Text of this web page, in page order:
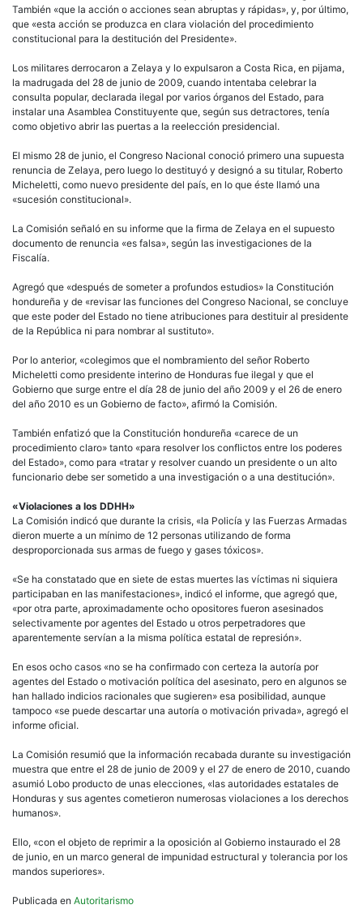
También «que la acción o acciones sean abruptas y rápidas», y, por último,
que «esta acción se produzca en clara violación del procedimiento
constitucional para la destitución del Presidente».
Los militares derrocaron a Zelaya y lo expulsaron a Costa Rica, en pijama,
la madrugada del 28 de junio de 2009, cuando intentaba celebrar la
consulta popular, declarada ilegal por varios órganos del Estado, para
instalar una Asamblea Constituyente que, según sus detractores, tenía
como objetivo abrir las puertas a la reelección presidencial.
El mismo 28 de junio, el Congreso Nacional conoció primero una supuesta
renuncia de Zelaya, pero luego lo destituyó y designó a su titular, Roberto
Micheletti, como nuevo presidente del país, en lo que éste llamó una
«sucesión constitucional».
La Comisión señaló en su informe que la firma de Zelaya en el supuesto
documento de renuncia «es falsa», según las investigaciones de la
Fiscalía.
Agregó que «después de someter a profundos estudios» la Constitución
hondureña y de «revisar las funciones del Congreso Nacional, se concluye
que este poder del Estado no tiene atribuciones para destituir al presidente
de la República ni para nombrar al sustituto».
Por lo anterior, «colegimos que el nombramiento del señor Roberto
Micheletti como presidente interino de Honduras fue ilegal y que el
Gobierno que surge entre el día 28 de junio del año 2009 y el 26 de enero
del año 2010 es un Gobierno de facto», afirmó la Comisión.
También enfatizó que la Constitución hondureña «carece de un
procedimiento claro» tanto «para resolver los conflictos entre los poderes
del Estado», como para «tratar y resolver cuando un presidente o un alto
funcionario debe ser sometido a una investigación o a una destitución».
«Violaciones a los DDHH»
La Comisión indicó que durante la crisis, «la Policía y las Fuerzas Armadas
dieron muerte a un mínimo de 12 personas utilizando de forma
desproporcionada sus armas de fuego y gases tóxicos».
«Se ha constatado que en siete de estas muertes las víctimas ni siquiera
participaban en las manifestaciones», indicó el informe, que agregó que,
«por otra parte, aproximadamente ocho opositores fueron asesinados
selectivamente por agentes del Estado u otros perpetradores que
aparentemente servían a la misma política estatal de represión».
En esos ocho casos «no se ha confirmado con certeza la autoría por
agentes del Estado o motivación política del asesinato, pero en algunos se
han hallado indicios racionales que sugieren» esa posibilidad, aunque
tampoco «se puede descartar una autoría o motivación privada», agregó el
informe oficial.
La Comisión resumió que la información recabada durante su investigación
muestra que entre el 28 de junio de 2009 y el 27 de enero de 2010, cuando
asumió Lobo producto de unas elecciones, «las autoridades estatales de
Honduras y sus agentes cometieron numerosas violaciones a los derechos
humanos».
Ello, «con el objeto de reprimir a la oposición al Gobierno instaurado el 28
de junio, en un marco general de impunidad estructural y tolerancia por los
mandos superiores».
Publicada en Autoritarismo